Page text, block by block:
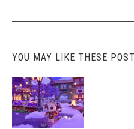
YOU MAY LIKE THESE